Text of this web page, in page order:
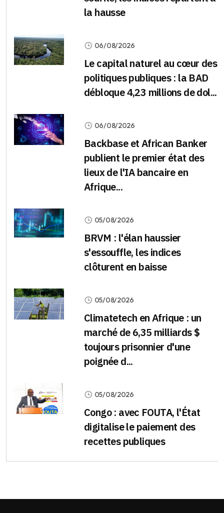
la hausse
06/08/2026
Le capital naturel au cœur des
politiques publiques : la BAD
débloque 4,23 millions de dol...
06/08/2026
Backbase et African Banker
publient le premier état des
lieux de l'IA bancaire en
Afrique...
05/08/2026
BRVM : l'élan haussier
s'essouffle, les indices
clôturent en baisse
05/08/2026
Climatetech en Afrique : un
marché de 6,35 milliards $
toujours prisonnier d'une
poignée d...
05/08/2026
Congo : avec FOUTA, l'État
digitalise le paiement des
recettes publiques